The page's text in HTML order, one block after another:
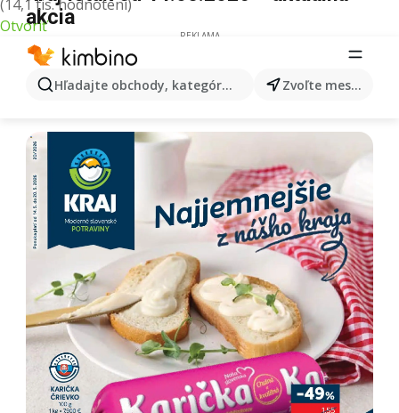
(14,1 tis. hodnotení)
Otvoriť
Hľadajte obchody, kategórie, produkty... Zvoľte mesto
akcia
REKLAMA